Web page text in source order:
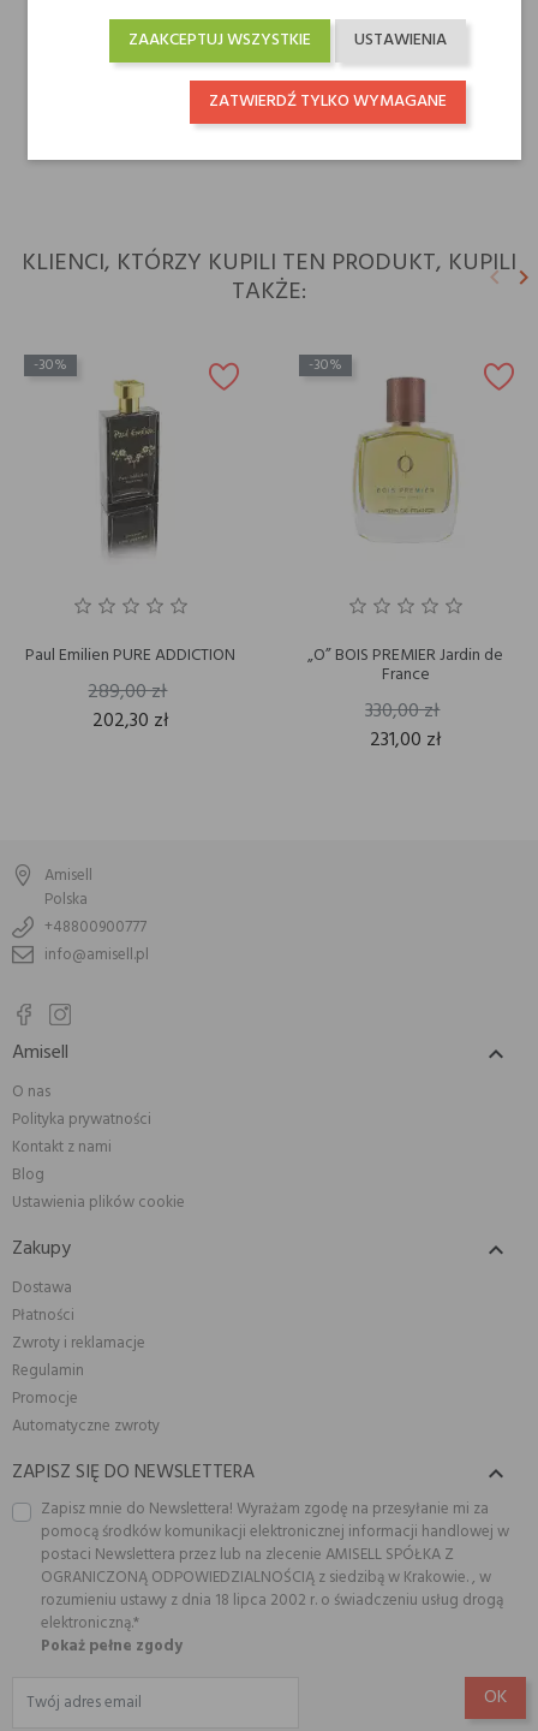
wody perfumowane
dla niej
KLIENCI, KTÓRZY KUPILI TEN PRODUKT, KUPILI
TAKŻE: keyboard_arrow_leftkeyboard_arrow_right
-30%
Paul Emilien PURE ADDICTION
289,00 zł
202,30 zł
-30%
„O” BOIS PREMIER Jardin de
France
330,00 zł
231,00 zł
Amisell
Polska
+48800900777
info@amisell.pl
Amisell 
O nas
Polityka prywatności
Kontakt z nami
Blog
Ustawienia plików cookie
Zakupy 
Dostawa
Płatności
Zwroty i reklamacje
Regulamin
Promocje
Automatyczne zwroty
ZAPISZ SIĘ DO NEWSLETTERA 
Zapisz mnie do Newslettera! Wyrażam zgodę na przesyłanie mi za
pomocą środków komunikacji elektronicznej informacji handlowej w
postaci Newslettera przez lub na zlecenie AMISELL SPÓŁKA Z
OGRANICZONĄ ODPOWIEDZIALNOŚCIĄ z siedzibą w Krakowie. , w
rozumieniu ustawy z dnia 18 lipca 2002 r. o świadczeniu usług drogą
elektroniczną.*
Pokaż pełne zgody
USTAWIENIA
ZAAKCEPTUJ WSZYSTKIE
ZATWIERDŹ TYLKO WYMAGANE